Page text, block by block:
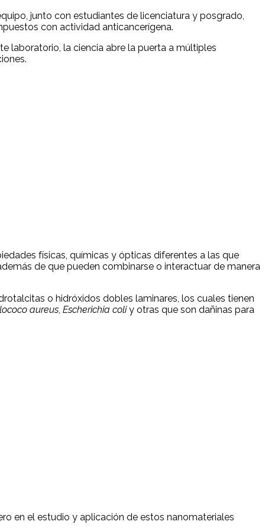
junto con estudiantes de licenciatura y posgrado,
con actividad anticancerígena.
laboratorio, la ciencia abre la puerta a múltiples
físicas, químicas y ópticas diferentes a las que
de que pueden combinarse o interactuar de manera
o hidróxidos dobles laminares, los cuales tienen
aureus Escherichia coliy otras que son dañinas para
en el estudio y aplicación de estos nanomateriales